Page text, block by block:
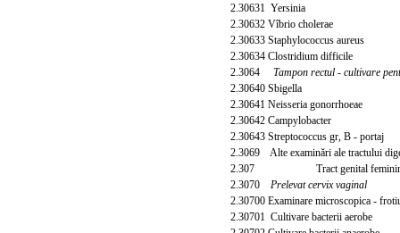
2.30631 Yersinia
2.30632 Vîbrio cholerae
2.30633 Staphylococcus aureus
2.30634 Clostridium difficile
2.3064 Tampon rectul - cultivare
2.30640 Sbigella
2.30641 Neisseria gonorrhoeae
2.30642 Campylobacter
2.30643 Streptococcus gr, B - portaj
2.3069 Alte examinări ale tractului
2.307 Tract genital
2.3070 Prelevat cervix vaginal
2.30700 Examinare microscopica -
2.30701 Cultivare bacterii aerobe